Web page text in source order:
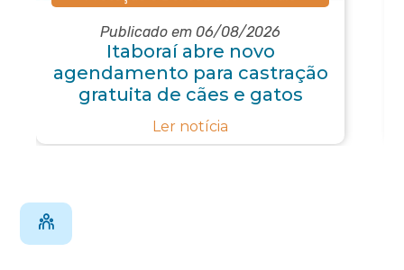
Publicado em 06/08/2026
Itaboraí abre novo
agendamento para castração
gratuita de cães e gatos
Ler notícia